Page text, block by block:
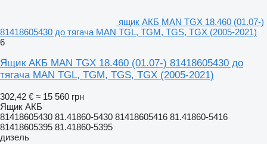
ящик АКБ MAN TGX 18.460 (01.07-)
81418605430 до тягача MAN TGL, TGM, TGS, TGX (2005-2021)
6
Ящик АКБ MAN TGX 18.460 (01.07-) 81418605430 до
тягача MAN TGL, TGM, TGS, TGX (2005-2021)
302,42 € ≈ 15 560 грн
Ящик АКБ
81418605430 81.41860-5430 81418605416 81.41860-5416
81418605395 81.41860-5395
дизель